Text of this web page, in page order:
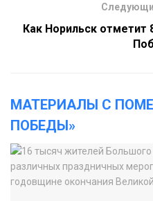
Как Норильск
МАТЕРИАЛЫ С
ПОБЕДЫ»